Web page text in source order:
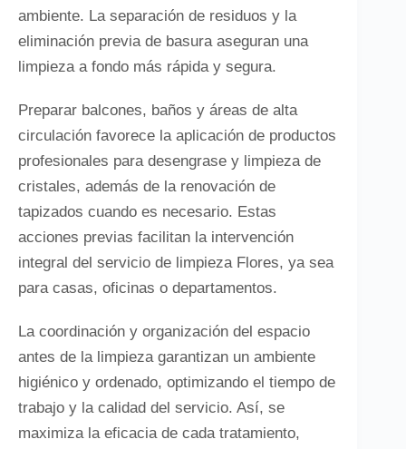
ambiente. La separación de residuos y la
eliminación previa de basura aseguran una
limpieza a fondo más rápida y segura.
Preparar balcones, baños y áreas de alta
circulación favorece la aplicación de productos
profesionales para desengrase y limpieza de
cristales, además de la renovación de
tapizados cuando es necesario. Estas
acciones previas facilitan la intervención
integral del servicio de limpieza Flores, ya sea
para casas, oficinas o departamentos.
La coordinación y organización del espacio
antes de la limpieza garantizan un ambiente
higiénico y ordenado, optimizando el tiempo de
trabajo y la calidad del servicio. Así, se
maximiza la eficacia de cada tratamiento,